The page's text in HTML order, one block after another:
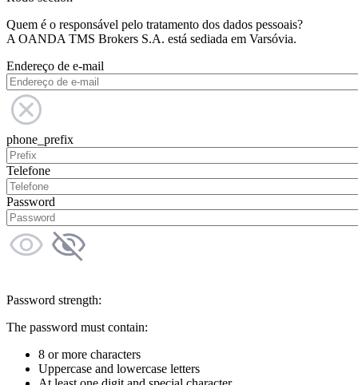
Quem é o responsável pelo tratamento dos dados pessoais?
A OANDA TMS Brokers S.A. está sediada em Varsóvia.
Endereço de e-mail
phone_prefix
Telefone
Password
Password strength:
The password must contain:
8 or more characters
Uppercase and lowercase letters